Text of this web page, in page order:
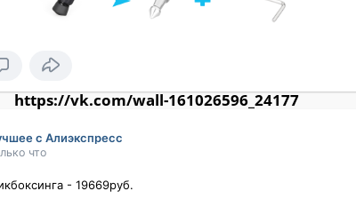
https://vk.com/wall-161026596_24177
с Алиэкспресс
что
- 19669руб.